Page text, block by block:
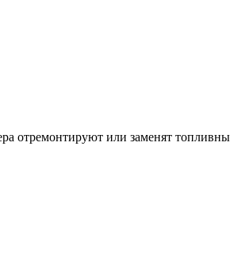
отремонтируют или заменят